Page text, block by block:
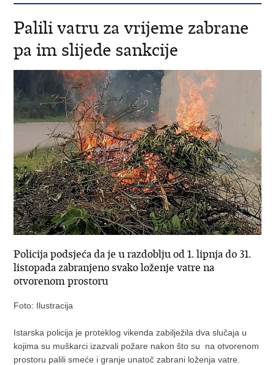
Palili vatru za vrijeme zabrane
pa im slijede sankcije
Policija podsjeća da je u razdoblju od 1. lipnja do 31.
listopada zabranjeno svako loženje vatre na
otvorenom prostoru
Foto: Ilustracija
Istarska policija je proteklog vikenda zabilježila dva slučaja u
kojima su muškarci izazvali požare nakon što su na otvorenom
prostoru palili smeće i granje unatoč zabrani loženja vatre.